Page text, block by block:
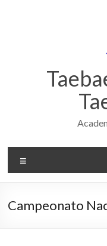
Campeonato